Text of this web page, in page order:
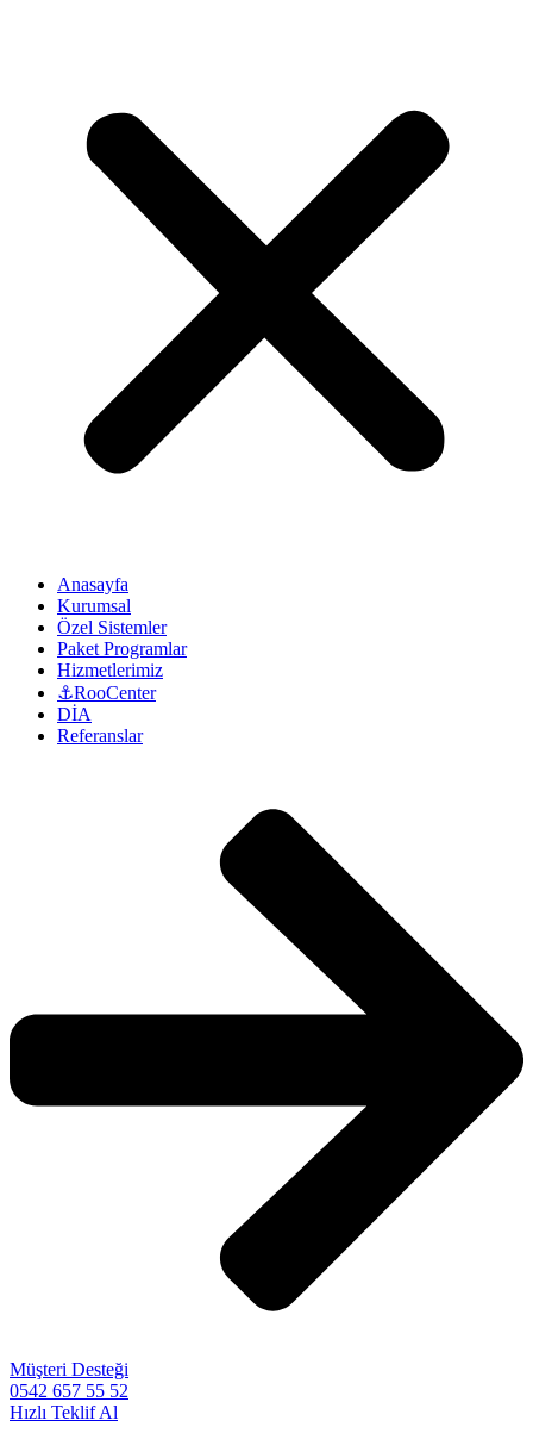
Anasayfa
Kurumsal
Özel Sistemler
Paket Programlar
Hizmetlerimiz
⚓RooCenter
DİA
Referanslar
Müşteri Desteği
0542 657 55 52
Hızlı Teklif Al